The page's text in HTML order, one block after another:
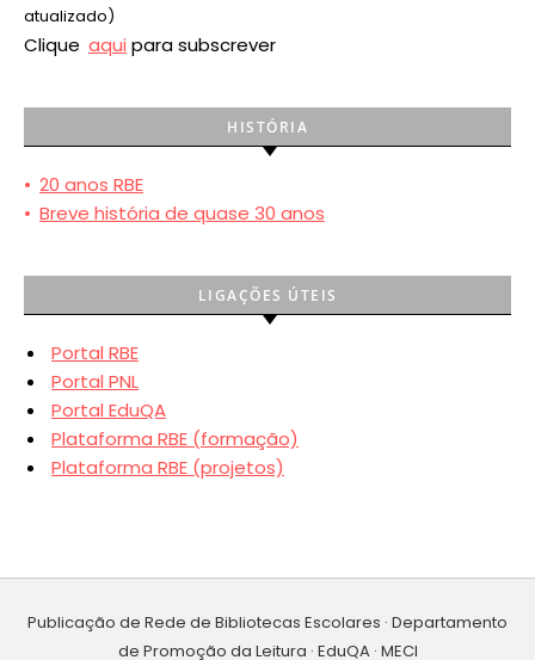
atualizado)
Clique aqui para subscrever
HISTÓRIA
• 20 anos RBE
• Breve história de quase 30 anos
LIGAÇÕES ÚTEIS
Portal RBE
Portal PNL
Portal EduQA
Plataforma RBE (formação)
Plataforma RBE (projetos)
Publicação de Rede de Bibliotecas Escolares · Departamento
de Promoção da Leitura · EduQA · MECI